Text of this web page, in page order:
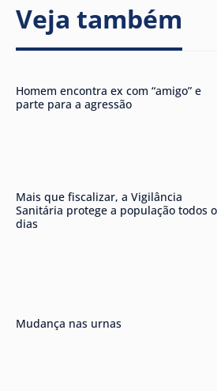
Veja também
Homem encontra ex com “amigo” e
parte para a agressão
Mais que fiscalizar, a Vigilância
Sanitária protege a população todos
dias
Mudança nas urnas